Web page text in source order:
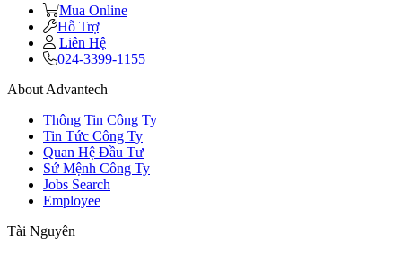
Mua Online
Hỗ Trợ
Liên Hệ
024-3399-1155
About Advantech
Thông Tin Công Ty
Tin Tức Công Ty
Quan Hệ Đầu Tư
Sứ Mệnh Công Ty
Jobs Search
Employee
Tài Nguyên